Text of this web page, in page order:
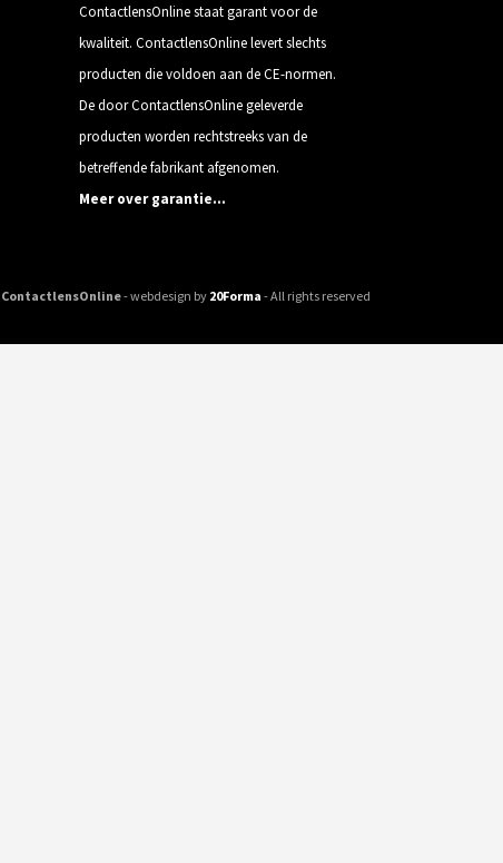
ContactlensOnline staat garant voor de
kwaliteit. ContactlensOnline levert slechts
producten die voldoen aan de CE-normen.
De door ContactlensOnline geleverde
producten worden rechtstreeks van de
betreffende fabrikant afgenomen.
Meer over garantie…
ContactlensOnline- webdesign by 20Forma - All rights reserved